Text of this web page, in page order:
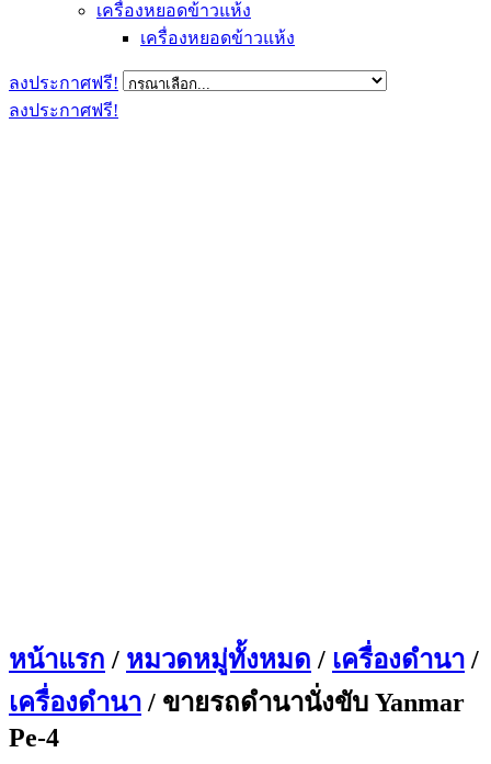
เครื่องหยอดข้าวแห้ง
เครื่องหยอดข้าวแห้ง
ลงประกาศฟรี!
ลงประกาศฟรี!
หน้าแรก / หมวดหมู่ทั้งหมด / เครื่องดำนา /
เครื่องดำนา / ขายรถดำนานั่งขับ Yanmar
Pe-4